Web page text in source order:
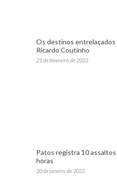
Os destinos entrelaçados
Ricardo Coutinho
21 de fevereiro de 2022
Patos registra 10
horas
20 de janeiro de 2022